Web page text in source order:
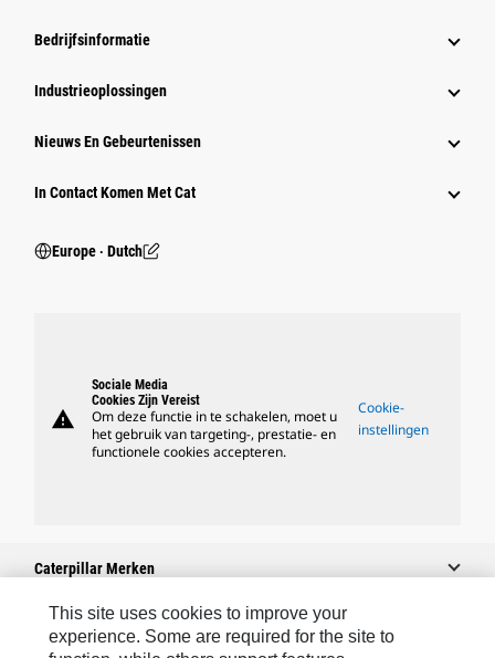
Bedrijfsinformatie
Industrieoplossingen
Nieuws En Gebeurtenissen
In Contact Komen Met Cat
Europe ‧ Dutch
warning
Sociale Media
Cookies Zijn Vereist
Om deze functie in te schakelen, moet u
het gebruik van targeting-, prestatie- en
functionele cookies accepteren.
Cookie-
instellingen
Caterpillar Merken
Caterpillar.com
This site uses cookies to improve your
experience. Some are required for the site to